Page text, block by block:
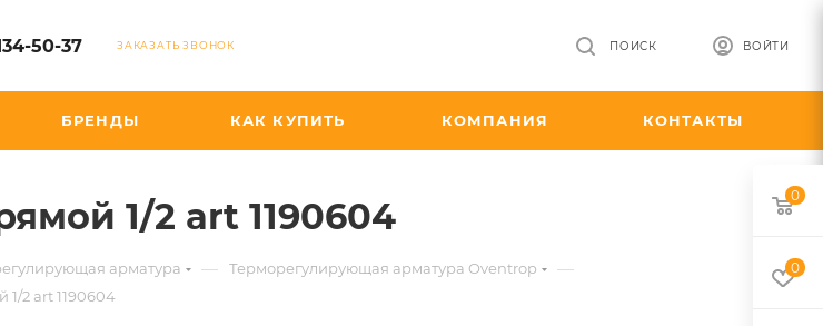
50-37 ЗАКАЗАТЬ ЗВОНОК ВОЙТИ
ПОИСК
БРЕНДЫ КАК КУПИТЬ КОМПАНИЯ КОНТАКТЫ
1/2 art 1190604
арматура — Терморегулирующая арматура Oventrop —
1/2 art 1190604
0
0